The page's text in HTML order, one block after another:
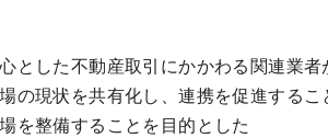
とした不動産取引にかかわる関連業者
の現状を共有化し、連携を促進する
を整備することを目的とした